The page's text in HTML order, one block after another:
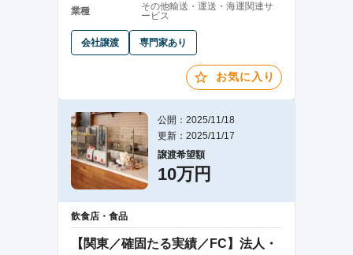
業種
その他輸送・運送・海運関連サ
ービス
会社譲渡 専門家あり
お気に入り
公開：2025/11/18
更新：2025/11/17
譲渡希望額
10万円
飲食店・食品
【関東／確固たる実績／FC】法人・